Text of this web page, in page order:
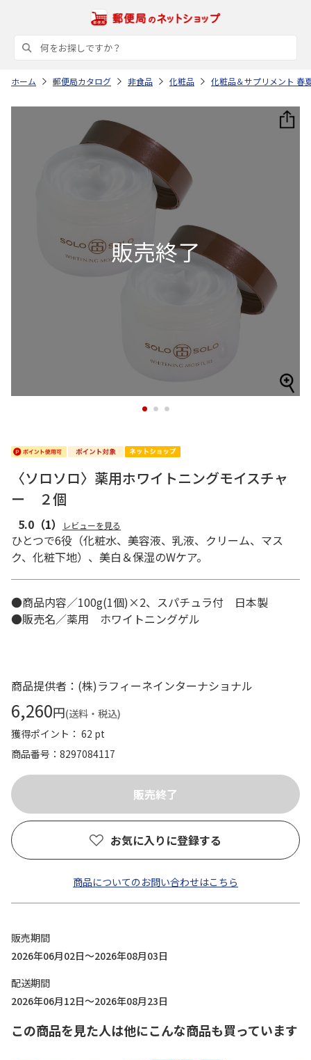
ホーム 郵便局カタログ 非食品 化粧品 化粧品＆サプリメント 春
1 2 3
〈ソロソロ〉薬用ホワイトニングモイスチャ
ー ２個
5.0 （1） レビューを見る
ひとつで6役（化粧水、美容液、乳液、クリーム、マス
ク、化粧下地）、美白＆保湿のWケア。
●商品内容／100g(1個)×2、スパチュラ付 日本製
●販売名／薬用 ホワイトニングゲル
商品提供者：(株)ラフィーネインターナショナル
6,260円(送料・税込)
獲得ポイント： 62 pt
商品番号
8297084117
お気に入りに登録する
商品についてのお問い合わせはこちら
販売期間
2026年06月02日～2026年08月03日
配送期間
2026年06月12日～2026年08月23日
この商品を見た人は他にこんな商品も買っています